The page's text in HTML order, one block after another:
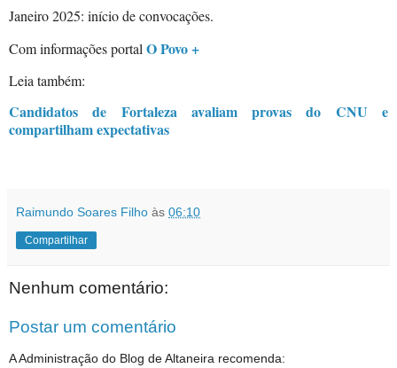
Janeiro 2025: início de convocações.
Com informações portal O Povo +
Leia também:
Candidatos de Fortaleza avaliam provas do CNU e
compartilham expectativas
Raimundo Soares Filho às 06:10
Compartilhar
Nenhum comentário:
Postar um comentário
A Administração do Blog de Altaneira recomenda: